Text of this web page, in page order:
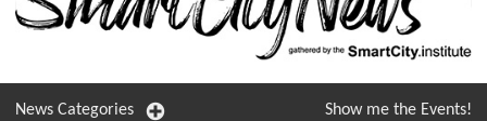
News Categories Show me the Events!